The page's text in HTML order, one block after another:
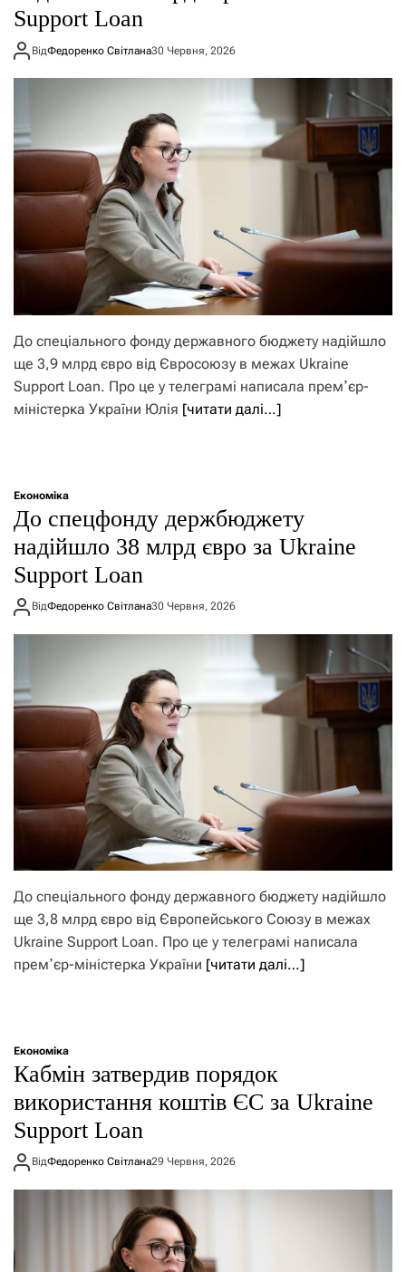
Support Loan
ВідФедоренко Світлана30 Червня, 2026
До спеціального фонду державного бюджету надійшло
ще 3,9 млрд євро від Євросоюзу в межах Ukraine
Support Loan. Про це у телеграмі написала премʼєр-
міністерка України Юлія [читати далі…]
Економіка
До спецфонду держбюджету
надійшло 38 млрд євро за Ukraine
Support Loan
ВідФедоренко Світлана30 Червня, 2026
До спеціального фонду державного бюджету надійшло
ще 3,8 млрд євро від Європейського Союзу в межах
Ukraine Support Loan. Про це у телеграмі написала
премʼєр-міністерка України [читати далі…]
Економіка
Кабмін затвердив порядок
використання коштів ЄС за Ukraine
Support Loan
ВідФедоренко Світлана29 Червня, 2026